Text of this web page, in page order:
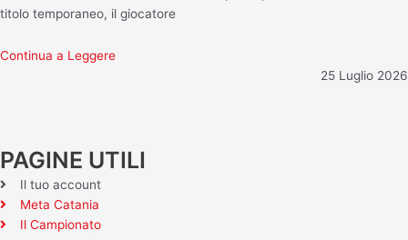
titolo temporaneo, il giocatore
Continua a Leggere
25 Luglio 2026
PAGINE UTILI
Il tuo account
Meta Catania
Il Campionato